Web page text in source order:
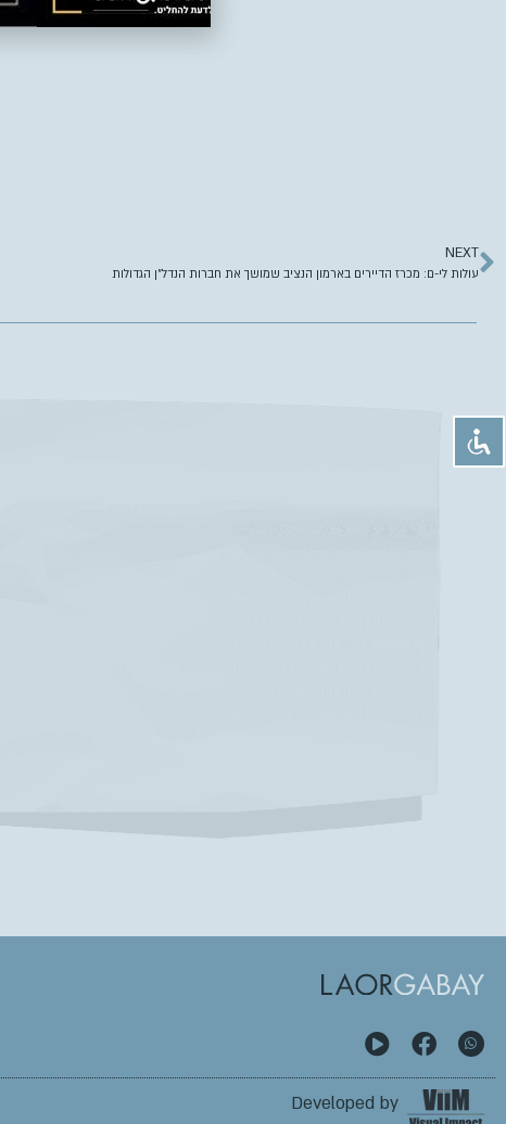
NEXT
עולות לי-ם: מכרז הדיירים בארמון הנציב שמושך את חברות הנדל”ן הגדולות
Developed by